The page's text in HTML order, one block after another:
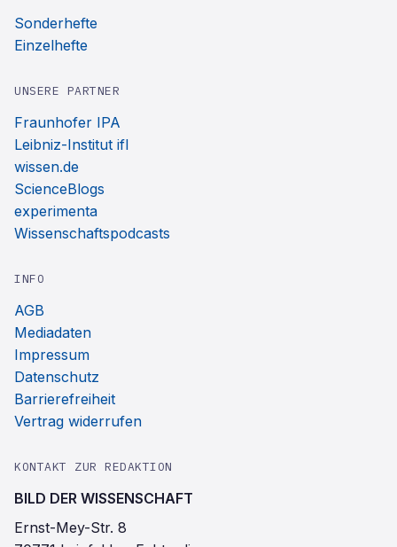
Sonderhefte
Einzelhefte
UNSERE PARTNER
Fraunhofer IPA
Leibniz-Institut ifl
wissen.de
ScienceBlogs
experimenta
Wissenschaftspodcasts
INFO
AGB
Mediadaten
Impressum
Datenschutz
Barrierefreiheit
Vertrag widerrufen
KONTAKT ZUR REDAKTION
BILD DER WISSENSCHAFT
Ernst-Mey-Str. 8